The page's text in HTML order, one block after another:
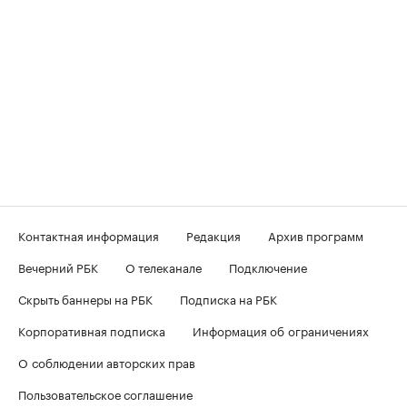
Контактная информация Редакция
Архив программ
Вечерний РБК
О телеканале
Подключение
Скрыть баннеры на РБК
Подписка на РБК
Корпоративная подписка
Информация об ограничениях
О соблюдении авторских прав
Пользовательское соглашение